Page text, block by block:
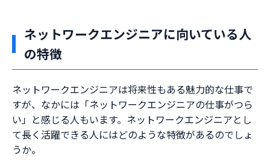
ネットワークエンジニアに向いている人
の特徴
ネットワークエンジニアは将来性もある魅力的な仕事で
すが、なかには「ネットワークエンジニアの仕事がつら
い」と感じる人もいます。ネットワークエンジニアとし
て長く活躍できる人にはどのような特徴があるのでしょ
うか。